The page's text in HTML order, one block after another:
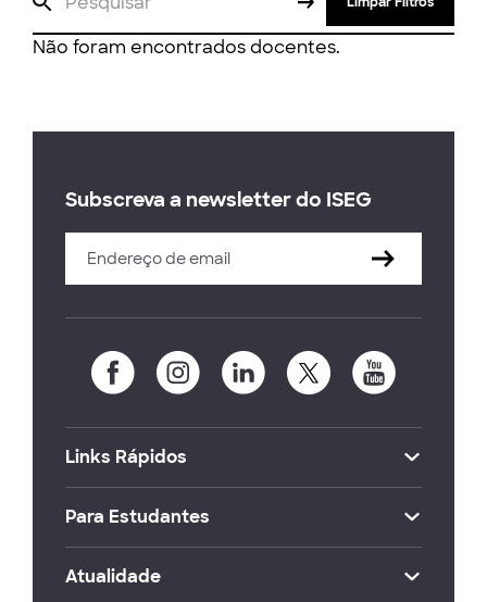
Não foram encontrados docentes.
Subscreva a newsletter do ISEG
Links Rápidos
Para Estudantes
Atualidade